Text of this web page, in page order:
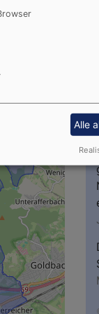
Alle